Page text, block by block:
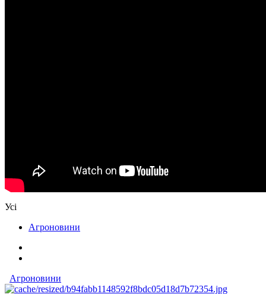
Усі
Агроновини
Агроновини